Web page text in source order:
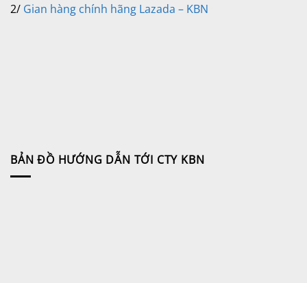
2/ Gian hàng chính hãng Lazada – KBN
BẢN ĐỒ HƯỚNG DẪN TỚI CTY KBN